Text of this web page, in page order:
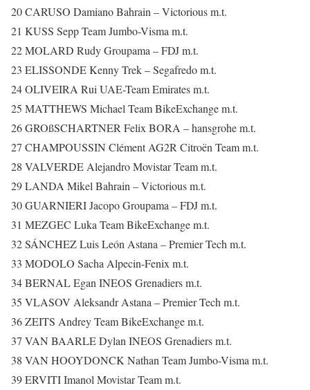
20 CARUSO Damiano Bahrain – Victorious m.t.
21 KUSS Sepp Team Jumbo-Visma m.t.
22 MOLARD Rudy Groupama – FDJ m.t.
23 ELISSONDE Kenny Trek – Segafredo m.t.
24 OLIVEIRA Rui UAE-Team Emirates m.t.
25 MATTHEWS Michael Team BikeExchange m.t.
26 GROßSCHARTNER Felix BORA – hansgrohe m.t.
27 CHAMPOUSSIN Clément AG2R Citroën Team m.t.
28 VALVERDE Alejandro Movistar Team m.t.
29 LANDA Mikel Bahrain – Victorious m.t.
30 GUARNIERI Jacopo Groupama – FDJ m.t.
31 MEZGEC Luka Team BikeExchange m.t.
32 SÁNCHEZ Luis León Astana – Premier Tech m.t.
33 MODOLO Sacha Alpecin-Fenix m.t.
34 BERNAL Egan INEOS Grenadiers m.t.
35 VLASOV Aleksandr Astana – Premier Tech m.t.
36 ZEITS Andrey Team BikeExchange m.t.
37 VAN BAARLE Dylan INEOS Grenadiers m.t.
38 VAN HOOYDONCK Nathan Team Jumbo-Visma m.t.
39 ERVITI Imanol Movistar Team m.t.